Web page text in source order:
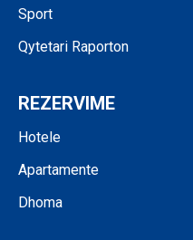
Sport
Qytetari Raporton
REZERVIME
Hotele
Apartamente
Dhoma